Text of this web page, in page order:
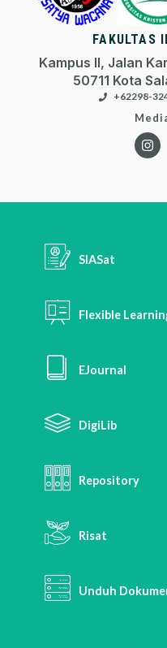
FAKULTAS
Kampus II, Jalan
50711 Kota
+62298-
SIASat
Flexible
EJournal
DigiLib
Repository
Risat
Unduh